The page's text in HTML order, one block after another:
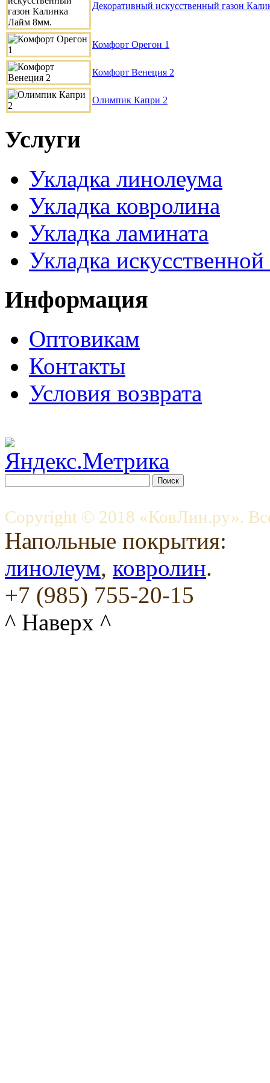
Декоративный искусственный газон
Комфорт Орегон 1
Комфорт Венеция 2
Олимпик Капри 2
Услуги
Укладка линолеума
Укладка ковролина
Укладка ламината
Укладка
Информация
Оптовикам
Контакты
Условия возврата
Copyright © 2018 «КовЛин.ру».
Напольные покрытия:
линолеум, ковролин.
+7 (985) 755-20-15
^ Наверх ^